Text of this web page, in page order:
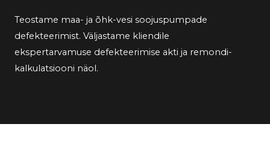
Teostame maa- ja õhk-vesi soojuspumpade
defekteerimist. Väljastame kliendile
ekspertarvamuse defekteerimise akti ja remondi-
kalkulatsiooni näol.